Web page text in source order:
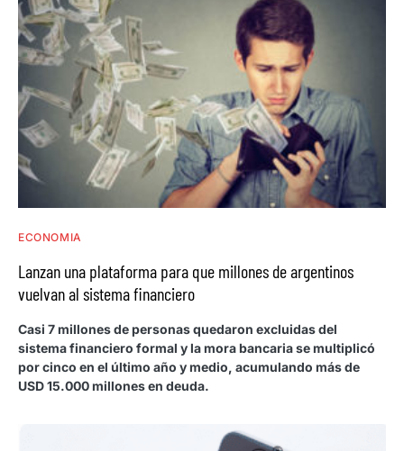
ECONOMIA
Lanzan una plataforma para que millones de argentinos
vuelvan al sistema financiero
Casi 7 millones de personas quedaron excluidas del
sistema financiero formal y la mora bancaria se multiplicó
por cinco en el último año y medio, acumulando más de
USD 15.000 millones en deuda.